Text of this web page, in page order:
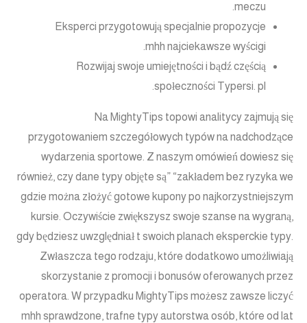
meczu.
Eksperci przygotowują specjalnie propozycje
mhh najciekawsze wyścigi.
Rozwijaj swoje umiejętności i bądź częścią
społeczności Typersi. pl.
Na MightyTips topowi analitycy zajmują się
przygotowaniem szczegółowych typów na nadchodzące
wydarzenia sportowe. Z naszym omówień dowiesz się
również, czy dane typy objęte są” “zakładem bez ryzyka we
gdzie można złożyć gotowe kupony po najkorzystniejszym
kursie. Oczywiście zwiększysz swoje szanse na wygraną,
gdy będziesz uwzględniał t swoich planach eksperckie typy.
Zwłaszcza tego rodzaju, które dodatkowo umożliwiają
skorzystanie z promocji i bonusów oferowanych przez
operatora. W przypadku MightyTips możesz zawsze liczyć
mhh sprawdzone, trafne typy autorstwa osób, które od lat